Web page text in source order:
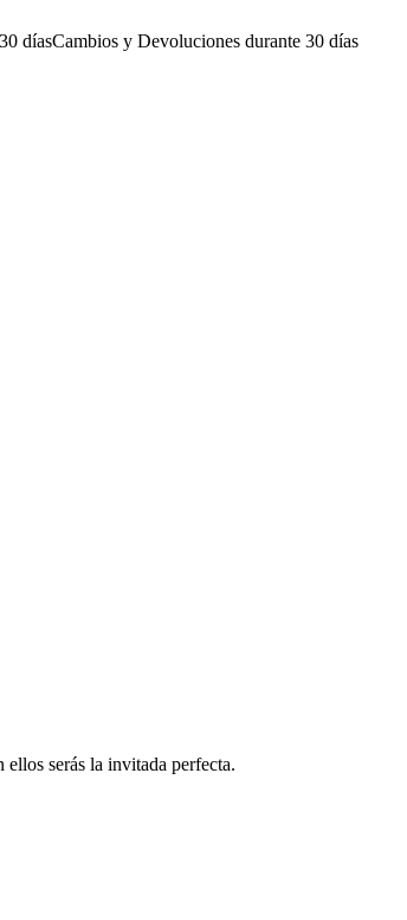
díasCambios y Devoluciones durante 30 días
ellos serás la invitada perfecta.